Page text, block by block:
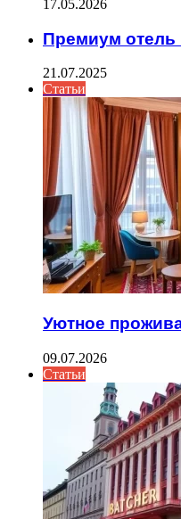
17.05.2026
Премиум отель
21.07.2025
Статьи
Уютное
09.07.2026
Статьи